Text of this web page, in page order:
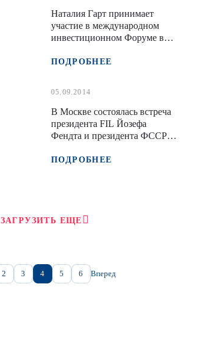
Наталия Гарт принимает
участие в международном
инвестиционном Форуме в
ПОДРОБНЕЕ
05.09.2014
В Москве состоялась встреча
президента FIL Йозефа
Фендта и президента ФССР
ПОДРОБНЕЕ
ЗАГРУЗИТЬ ЕЩЕ
2 3 4 5 6 Вперед